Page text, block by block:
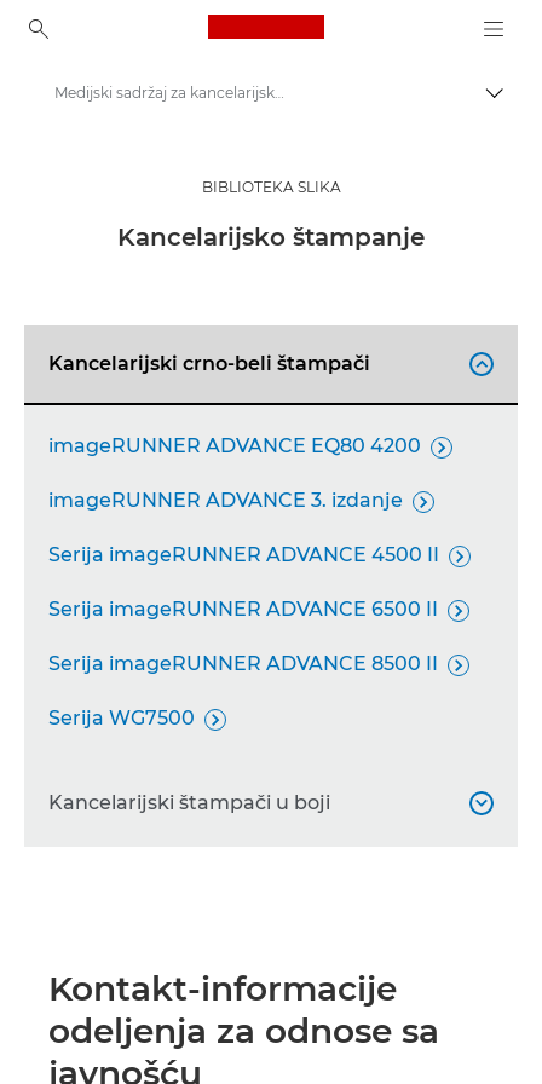
Canon Logo, back to
Canon medijski centar
Slika proizvoda – Canon medijski centar
Medijski sadržaj za kancelarijsko štampanje – Canon medijski centar
BIBLIOTEKA SLIKA
Kancelarijsko štampanje
Kancelarijski crno-beli štampači 
imageRUNNER ADVANCE EQ80 4200 
imageRUNNER ADVANCE 3. izdanje 
Serija imageRUNNER ADVANCE 4500 II 
Serija imageRUNNER ADVANCE 6500 II 
Serija imageRUNNER ADVANCE 8500 II 
Serija WG7500 
Kancelarijski štampači u boji 
Serija imageRUNNER ADVANCE C256/356
II
Serija imageRUNNER ADVANCE C3500 II
Kontakt-informacije
odeljenja za odnose sa
javnošću